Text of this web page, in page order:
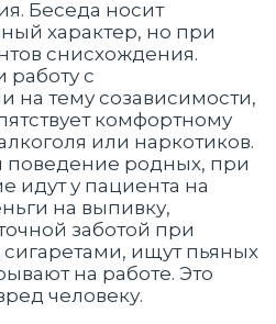
Беседа носит
характер, но при
снисхождения.
работу с
на тему созависимости,
комфортному
или наркотиков.
поведение родных, при
идут у пациента на
на выпивку,
заботой при
сигаретами, ищут пьяных
на работе. Это
человеку.